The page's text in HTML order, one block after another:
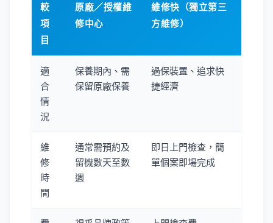
較
項
目
原廠／授權維
修中心
維修快（獨立第三
方維修）
適
合
情
況
保養期內、需
保留原廠保養
過保裝置、追求快
捷經濟
維
修
時
間
通常需預約及
留機數天至數
週
即日上門檢查，簡
單個案即場完成